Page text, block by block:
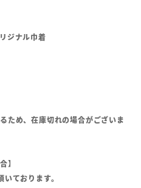
ジナル巾着
ため、在庫切れの場合がございま
】
ております。